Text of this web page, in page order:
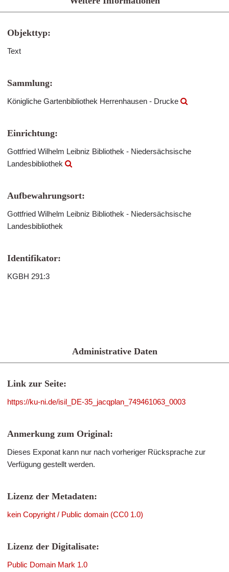
Objekttyp:
Text
Sammlung:
Königliche Gartenbibliothek Herrenhausen - Drucke
Einrichtung:
Gottfried Wilhelm Leibniz Bibliothek - Niedersächsische
Landesbibliothek
Aufbewahrungsort:
Gottfried Wilhelm Leibniz Bibliothek - Niedersächsische
Landesbibliothek
Identifikator:
KGBH 291:3
Administrative Daten
Link zur Seite:
https://ku-ni.de/isil_DE-35_jacqplan_749461063_0003
Anmerkung zum Original:
Dieses Exponat kann nur nach vorheriger Rücksprache zur
Verfügung gestellt werden.
Lizenz der Metadaten:
kein Copyright / Public domain (CC0 1.0)
Lizenz der Digitalisate:
Public Domain Mark 1.0